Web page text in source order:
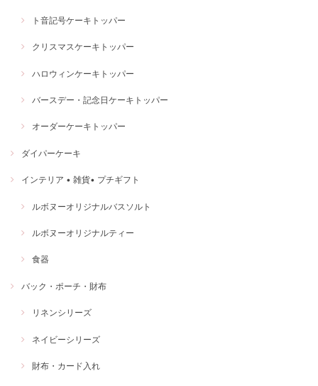
ト音記号ケーキトッパー
クリスマスケーキトッパー
ハロウィンケーキトッパー
バースデー・記念日ケーキトッパー
オーダーケーキトッパー
ダイパーケーキ
インテリア • 雑貨• プチギフト
ルボヌーオリジナルバスソルト
ルボヌーオリジナルティー
食器
バック・ポーチ・財布
リネンシリーズ
ネイビーシリーズ
財布・カード入れ